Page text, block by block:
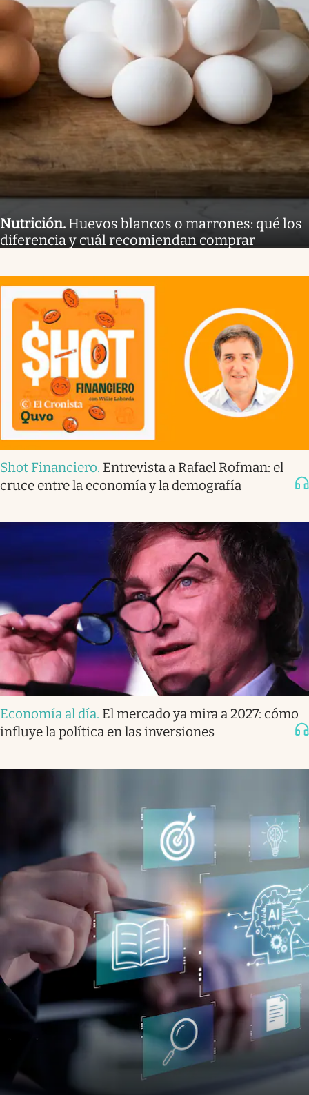
Nutrición. Huevos blancos o marrones: qué los
diferencia y cuál recomiendan comprar
Shot Financiero. Entrevista a Rafael Rofman: el
cruce entre la economía y la demografía
Economía al día. El mercado ya mira a 2027: cómo
influye la política en las inversiones